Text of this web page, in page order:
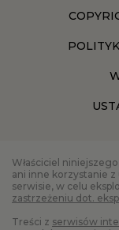
Właściciel
ani inne korzystanie
serwisie, w celu
zastrzeżeniu dot.
Treści z serwisów